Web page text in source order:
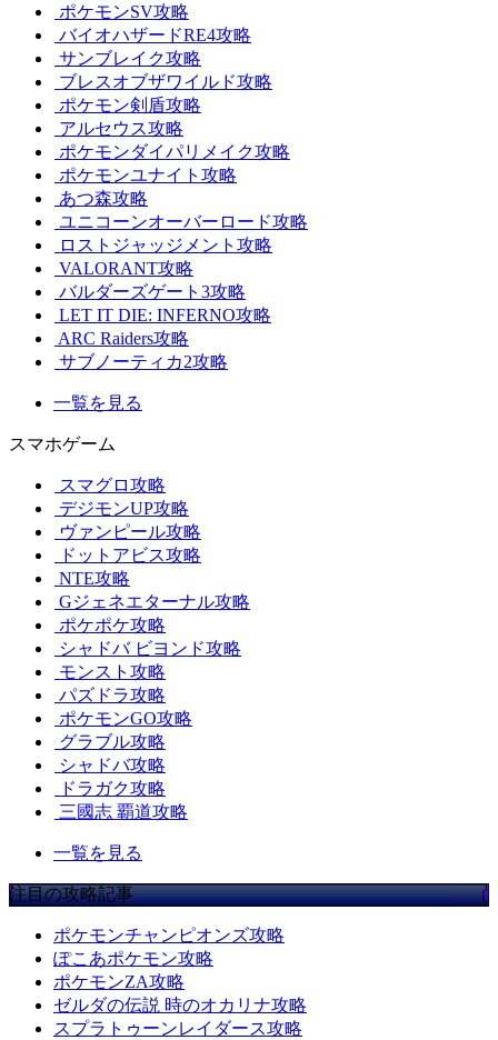
ポケモンSV攻略
バイオハザードRE4攻略
サンブレイク攻略
ブレスオブザワイルド攻略
ポケモン剣盾攻略
アルセウス攻略
ポケモンダイパリメイク攻略
ポケモンユナイト攻略
あつ森攻略
ユニコーンオーバーロード攻略
ロストジャッジメント攻略
VALORANT攻略
バルダーズゲート3攻略
LET IT DIE: INFERNO攻略
ARC Raiders攻略
サブノーティカ2攻略
一覧を見る
スマホゲーム
スマグロ攻略
デジモンUP攻略
ヴァンピール攻略
ドットアビス攻略
NTE攻略
Gジェネエターナル攻略
ポケポケ攻略
シャドバ ビヨンド攻略
モンスト攻略
パズドラ攻略
ポケモンGO攻略
グラブル攻略
シャドバ攻略
ドラガク攻略
三國志 覇道攻略
一覧を見る
注目の攻略記事
ポケモンチャンピオンズ攻略
ぽこあポケモン攻略
ポケモンZA攻略
ゼルダの伝説 時のオカリナ攻略
スプラトゥーンレイダース攻略